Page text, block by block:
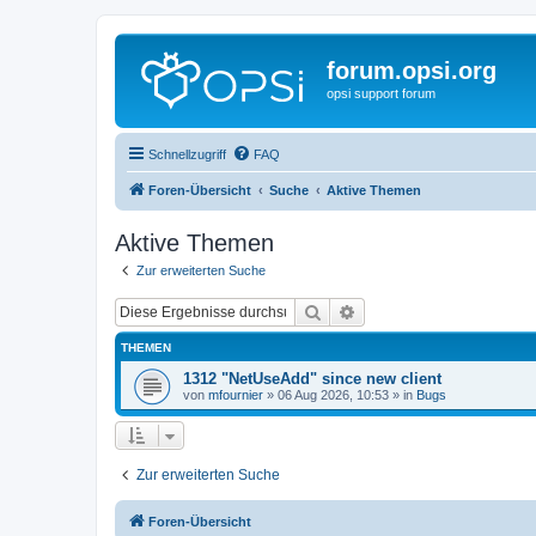
forum.opsi.org
opsi support forum
Schnellzugriff FAQ
Foren-Übersicht Suche Aktive Themen
Aktive Themen
Zur erweiterten Suche
Suche
THEMEN
1312 "NetUseAdd" since new client
von mfournier » 06 Aug 2026, 10:53 » in Bugs
Zur erweiterten Suche
Foren-Übersicht